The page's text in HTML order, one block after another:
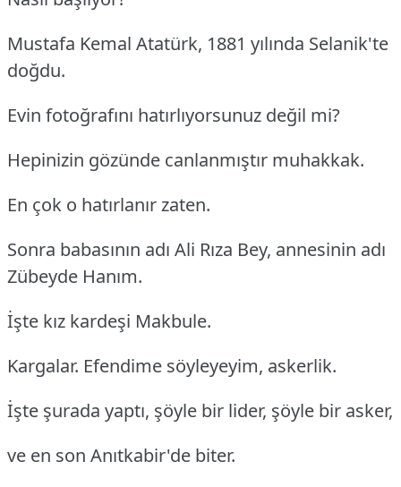
Mustafa Kemal Atatürk, 1881 yılında Selanik'te
doğdu.
Evin fotoğrafını hatırlıyorsunuz değil mi?
Hepinizin gözünde canlanmıştır muhakkak.
En çok o hatırlanır zaten.
Sonra babasının adı Ali Rıza Bey, annesinin adı
Zübeyde Hanım.
İşte kız kardeşi Makbule.
Kargalar. Efendime söyleyeyim, askerlik.
İşte şurada yaptı, şöyle bir lider, şöyle bir asker,
ve en son Anıtkabir'de biter.